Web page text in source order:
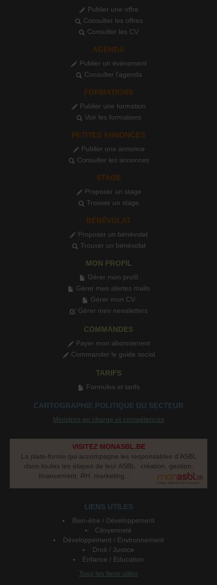
Publier une offre
Consulter les offres
Consulter les CV
AGENDA
Publier un événement
Consulter l'agenda
FORMATIONS
Publier une formation
Voir les formations
PETITES ANNONCES
Publier une annonce
Consulter les annonces
STAGE
Proposer un stage
Trouver un stage
BÉNÉVOLAT
Proposer un bénévolat
Trouver un bénévolat
MON PROFIL
Gérer mon profil
Gérer mes alertes mails
Gérer mon CV
Gérer mes newsletters
COMMANDES
Payer mon abonnement
Commander le guide social
TARIFS
Formules et tarifs
CARTOGRAPHIE POLITIQUE DU SECTEUR
Ministres en charge et compétences
VISITEZ MONASBL.BE
La plate-forme qui accompagne les responsables d’ASBL
dans toutes les étapes de leur ASBL : création, gestion,
financement, RH, marketing...
LIENS UTILES
Bien-être / Développement
Citoyenneté
Développement / Environnement
Droit / Justice
Enfance / Education
Tous les liens utiles